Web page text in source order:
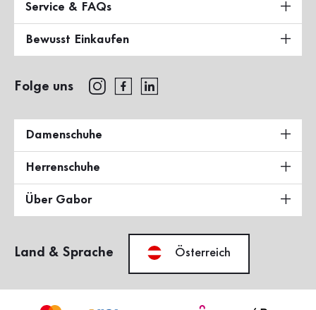
Service & FAQs
Bewusst Einkaufen
Folge uns
Damenschuhe
Herrenschuhe
Über Gabor
Land & Sprache Österreich